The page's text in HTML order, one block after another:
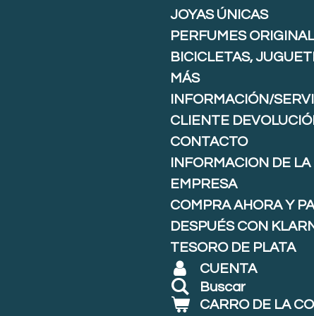
JOYAS ÚNICAS
PERFUMES
BICICLETAS,
MÁS
INFORMACIÓN/
CLIENTE
CONTACTO
INFORMACION DE LA
EMPRESA
COMPRA AHORA Y
DESPUÉS CON
TESORO DE PLATA
CUENTA
Buscar
CARRO DE LA